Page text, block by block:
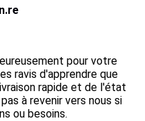
pour votre
ravis d'apprendre que
rapide et de l'état
à revenir vers nous si
ou besoins.